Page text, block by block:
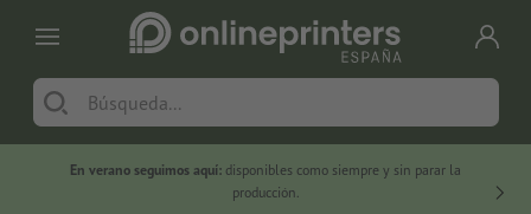
En verano seguimos aquí: disponibles como siempre y sin parar la
producción.